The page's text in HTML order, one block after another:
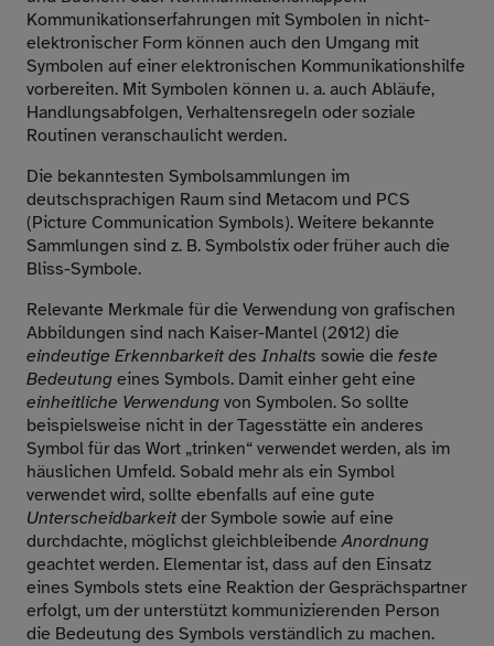
Kommunikationserfahrungen mit Symbolen in nicht-
elektronischer Form können auch den Umgang mit
Symbolen auf einer elektronischen Kommunikationshilfe
vorbereiten. Mit Symbolen können u. a. auch Abläufe,
Handlungsabfolgen, Verhaltensregeln oder soziale
Routinen veranschaulicht werden.
Die bekanntesten Symbolsammlungen im
deutschsprachigen Raum sind Metacom und PCS
(Picture Communication Symbols). Weitere bekannte
Sammlungen sind z. B. Symbolstix oder früher auch die
Bliss-Symbole.
Relevante Merkmale für die Verwendung von grafischen
Abbildungen sind nach Kaiser-Mantel (2012) die
eindeutige Erkennbarkeit des Inhalts sowie die feste
Bedeutung eines Symbols. Damit einher geht eine
einheitliche Verwendung von Symbolen. So sollte
beispielsweise nicht in der Tagesstätte ein anderes
Symbol für das Wort „trinken“ verwendet werden, als im
häuslichen Umfeld. Sobald mehr als ein Symbol
verwendet wird, sollte ebenfalls auf eine gute
Unterscheidbarkeit der Symbole sowie auf eine
durchdachte, möglichst gleichbleibendeAnordnung
geachtet werden. Elementar ist, dass auf den Einsatz
eines Symbols stets eine Reaktion der Gesprächspartner
erfolgt, um der unterstützt kommunizierenden Person
die Bedeutung des Symbols verständlich zu machen.